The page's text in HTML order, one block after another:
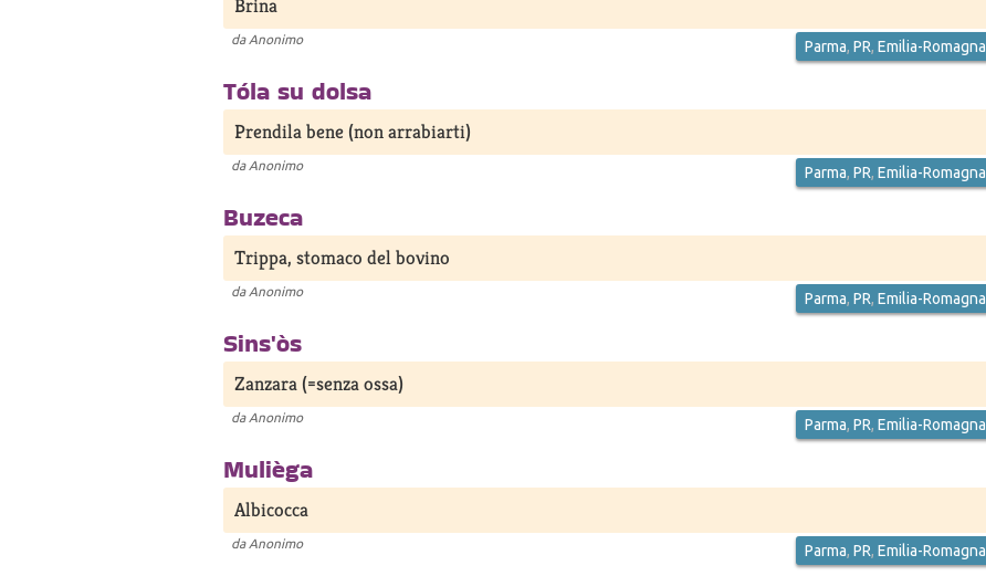
Brina
da Anonimo Parma, PR, Emilia-Romagna
Tóla su dolsa
Prendila bene (non arrabiarti)
da Anonimo Parma, PR, Emilia-Romagna
Buzeca
Trippa, stomaco del bovino
da Anonimo Parma, PR, Emilia-Romagna
Sins'òs
Zanzara (=senza ossa)
da Anonimo Parma, PR, Emilia-Romagna
Mulièga
Albicocca
da Anonimo Parma, PR, Emilia-Romagna